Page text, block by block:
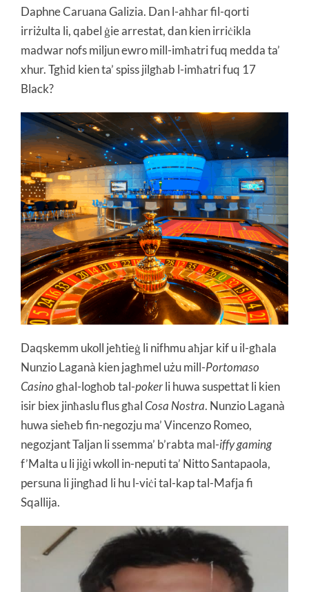
Daphne Caruana Galizia. Dan l-aħħar fil-qorti
irriżulta li, qabel ġie arrestat, dan kien irriċikla
madwar nofs miljun ewro mill-imħatri fuq medda ta’
xhur.Tgħid kien ta’ spiss jilgħab l-imħatri fuq 17
Black?
Daqskemm ukoll jeħtieġ li nifhmu aħjar kif u il-għala
Nunzio Laganà kien jagħmel użu mill-Portomaso
Casinogħal-logħob tal-pokerli huwa suspettat li kien
isir biex jinħaslu flus għalCosa Nostra. Nunzio Laganà
huwa sieħeb fin-negozju ma’ Vincenzo Romeo,
negozjant Taljan li ssemma’ b’rabta mal-iffy gaming
f’Malta u li jiġi wkoll in-neputi ta’ Nitto Santapaola,
persuna li jingħad li hu l-viċi tal-kap tal-Mafja fi
Sqallija.